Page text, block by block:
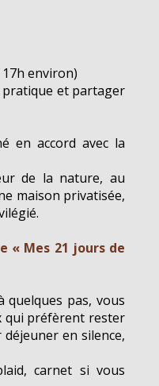
environ)
et partager
en accord avec la
de la nature, au
maison privatisée,
« Mes 21 jours de
quelques pas, vous
qui préfèrent rester
en silence,
carnet si vous